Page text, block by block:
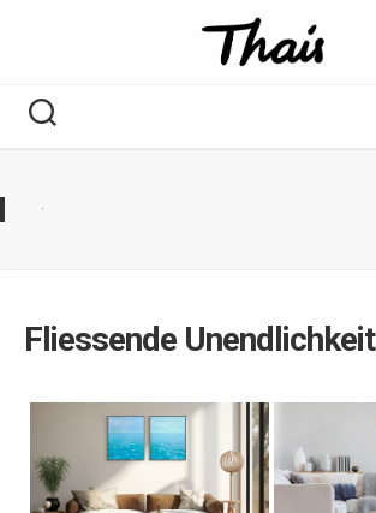
·
Fliessende Unendlichkeit